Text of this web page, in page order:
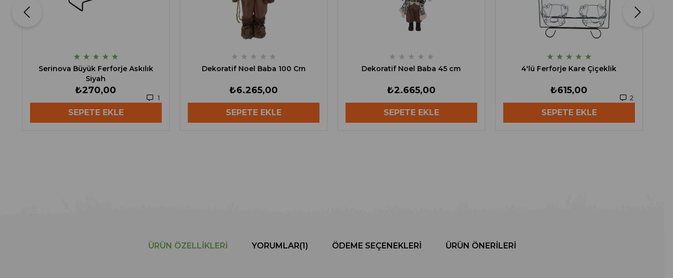
★ ★ ★ ★ ★
Serinova Büyük Ferforje Askılık
Siyah
1
₺270,00
SEPETE EKLE
★ ★ ★ ★ ★
Dekoratif Noel Baba 100 Cm
₺6.265,00
SEPETE EKLE
★ ★ ★ ★ ★
Dekoratif Noel Baba 45 cm
₺2.665,00
SEPETE EKLE
★ ★ ★ ★ ★
4'lü Ferforje Kare Çiçeklik
2
₺615,00
SEPETE EKLE
ÜRÜN ÖZELLIKLERI YORUMLAR(1) ÖDEME SEÇENEKLERI ÜRÜN ÖNERILERI